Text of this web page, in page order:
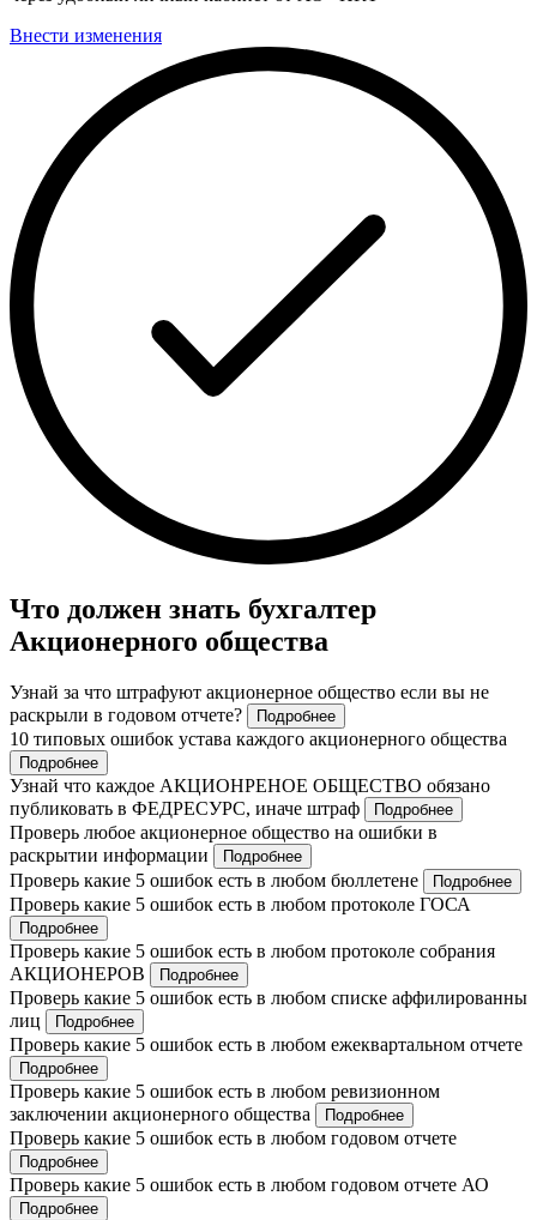
Внести изменения
Что должен знать бухгалтер
Акционерного общества
Узнай за что штрафуют акционерное общество если вы не
раскрыли в годовом отчете?
Подробнее
10 типовых ошибок устава каждого акционерного общества
Подробнее
Узнай что каждое АКЦИОНРЕНОЕ ОБЩЕСТВО обязано
публиковать в ФЕДРЕСУРС, иначе штраф
Подробнее
Проверь любое акционерное общество на ошибки в
раскрытии информации
Подробнее
Проверь какие 5 ошибок есть в любом бюллетене Подробнее
Проверь какие 5 ошибок есть в любом протоколе ГОСА
Подробнее
Проверь какие 5 ошибок есть в любом протоколе собрания
АКЦИОНЕРОВ
Подробнее
Проверь какие 5 ошибок есть в любом списке аффилированны
лиц
Подробнее
Проверь какие 5 ошибок есть в любом ежеквартальном отчете
Подробнее
Проверь какие 5 ошибок есть в любом ревизионном
заключении акционерного общества
Подробнее
Проверь какие 5 ошибок есть в любом годовом отчете
Подробнее
Проверь какие 5 ошибок есть в любом годовом отчете АО
Подробнее